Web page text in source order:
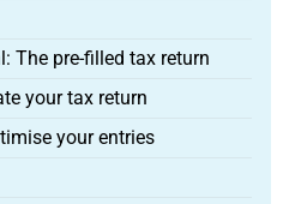
The pre-filled tax return
your tax return
your entries